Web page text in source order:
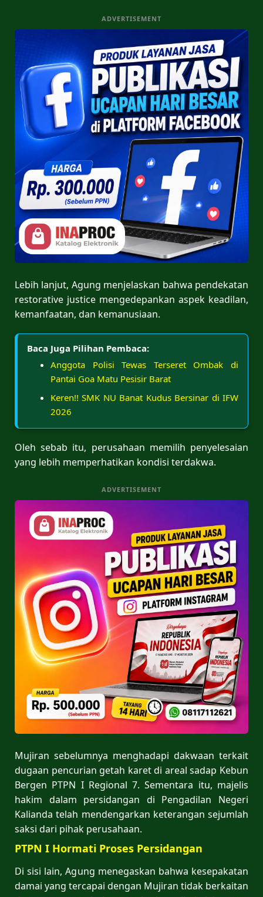
ADVERTISEMENT
Lebih lanjut, Agung menjelaskan bahwa pendekatan
restorative justice mengedepankan aspek keadilan,
kemanfaatan, dan kemanusiaan.
Baca Juga Pilihan Pembaca:
Anggota Polisi Tewas Terseret Ombak di
Pantai Goa Matu Pesisir Barat
Keren!! SMK NU Banat Kudus Bersinar di IFW
2026
Oleh sebab itu, perusahaan memilih penyelesaian
yang lebih memperhatikan kondisi terdakwa.
ADVERTISEMENT
Mujiran sebelumnya menghadapi dakwaan terkait
dugaan pencurian getah karet di areal sadap Kebun
Bergen PTPN I Regional 7. Sementara itu, majelis
hakim dalam persidangan di Pengadilan Negeri
Kalianda telah mendengarkan keterangan sejumlah
saksi dari pihak perusahaan.
PTPN I Hormati Proses Persidangan
Di sisi lain, Agung menegaskan bahwa kesepakatan
damai yang tercapai dengan Mujiran tidak berkaitan